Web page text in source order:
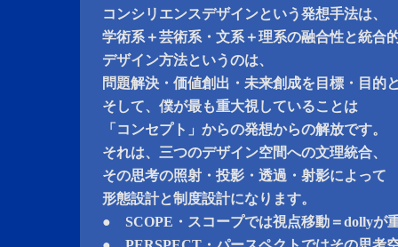
コンシリエンスデザインという発想手法は、
学術系＋芸術系・文系＋理系の融合性と統合
デザイン方法というのは、
問題解決・価値創出・未来創成を目標・目的
そして、僕が最も重大視していることは
「コンセプト」からの発想からの解放です。
それは、三つのデザイン空間への文理統合、
その思考の照射・投影・透過・射影によって
形態設計と制度設計になります。
● SCOPE・スコープでは視点移動＝dollyが